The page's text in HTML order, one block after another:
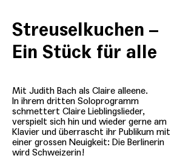
Streuselkuchen –
Ein Stück für alle
Mit Judith Bach als Claire alleene.
In ihrem dritten Soloprogramm
schmettert Claire Lieblingslieder,
verspielt sich hin und wieder gerne am
Klavier und überrascht ihr Publikum mit
einer grossen Neuigkeit: Die Berlinerin
wird Schweizerin!